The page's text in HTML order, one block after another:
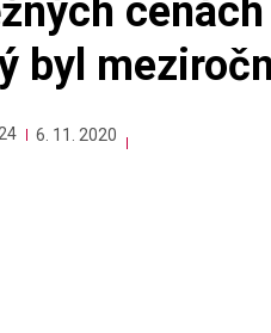
byl
6. 11. 2020